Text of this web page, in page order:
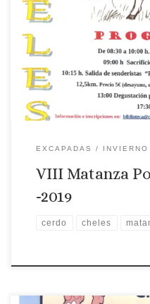
Lugar: Cheles Fecha: 23 de
EXCAPADAS INVIERNO
VIII Matanza
-2019
cerdo cheles